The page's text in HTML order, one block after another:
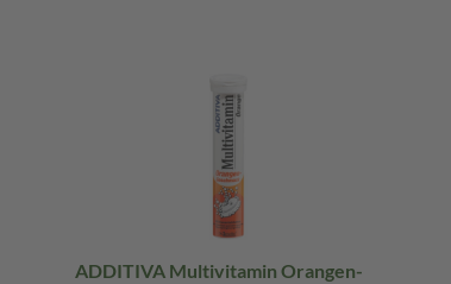
ADDITIVA Multivitamin Orangen-